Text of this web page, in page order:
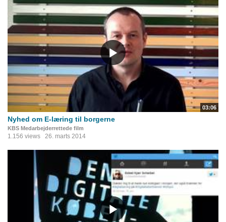
03:06
Nyhed om E-læring til borgerne
KBS Medarbejderrettede film
1.156 views 26. marts 2014